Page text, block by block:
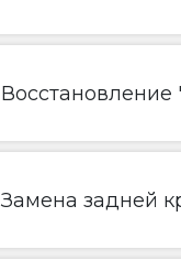
Замена задней